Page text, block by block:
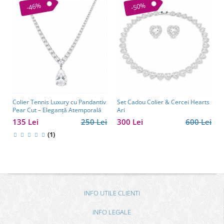
-46%
Colier Tennis Luxury cu Pandantiv
Pear Cut – Eleganță Atemporală
250 Lei
135 Lei
(1)
-50%
Set Cadou Colier & Cercei Hearts
Ari
600 Lei
300 Lei
INFO UTILE CLIENTI
INFO LEGALE